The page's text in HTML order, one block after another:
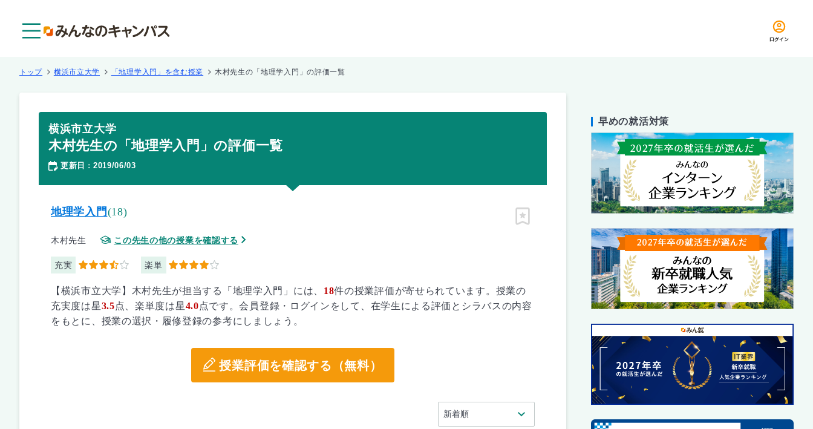
ログイン
トップ 横浜市立大学 「地理学入門」を含む授業 木村先生の「地理学入門」の評価一覧
横浜市立大学
木村先生の「地理学入門」の評価一覧
更新日 ： 2019/06/03
地理学入門 (18)
木村先生 この先生の他の授業を確認する
充実 3.5 楽単 4
ピン留め
【横浜市立大学】木村先生が担当する「地理学入門」には、 18件の授業評価が寄せられています。授業の
充実度は星3.5点、楽単度は星4.0点です。会員登録・ログインをして、在学生による評価とシラバスの内容
をもとに、授業の選択・履修登録の参考にしましょう。
授業評価を確認する（無料）
早めの就活対策